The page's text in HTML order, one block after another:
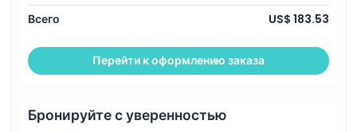
Возвращение в отель между 21:30 и 23:30 (зависит от
Всего US$ 183.53
Перейти к оформлению заказа
Бронируйте с уверенностью